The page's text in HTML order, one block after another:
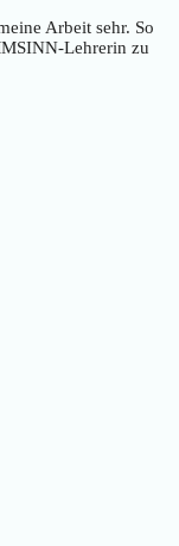
Arbeit sehr. So
Lehrerin zu